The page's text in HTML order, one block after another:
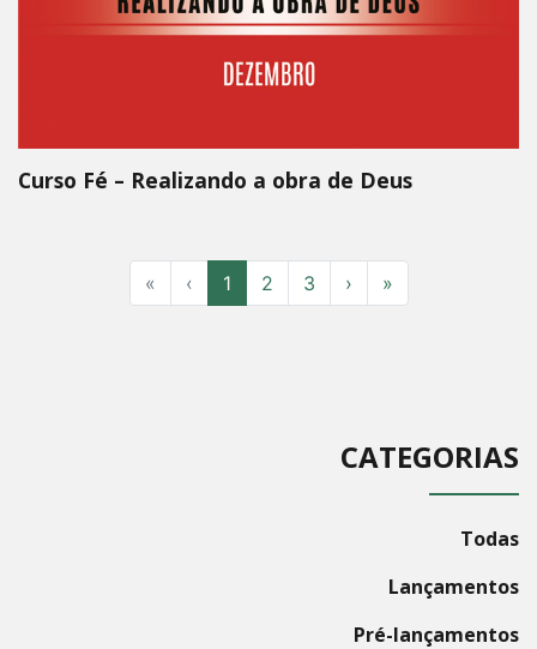
Curso Fé – Realizando a obra de Deus
« ‹ 1 2 3 › »
CATEGORIAS
Todas
Lançamentos
Pré-lançamentos